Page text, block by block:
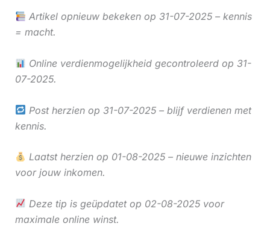
Artikel opnieuw bekeken op 31-07-2025 – kennis
= macht.
Online verdienmogelijkheid gecontroleerd op 31-
07-2025.
Post herzien op 31-07-2025 – blijf verdienen met
kennis.
Laatst herzien op 01-08-2025 – nieuwe inzichten
voor jouw inkomen.
Deze tip is geüpdatet op 02-08-2025 voor
maximale online winst.